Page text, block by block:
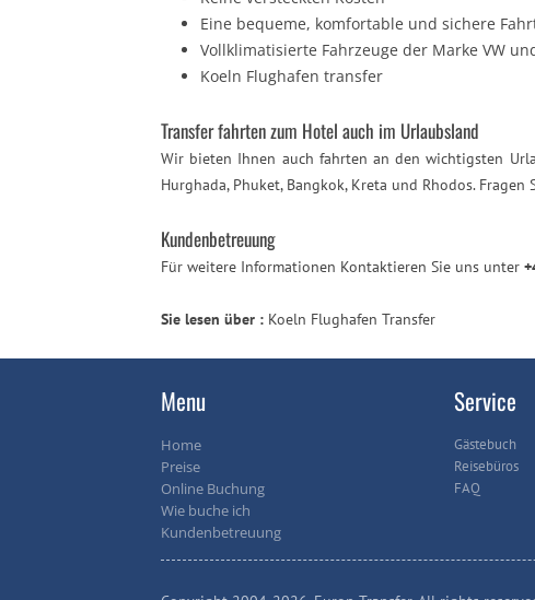
Eine bequeme, komfortable und sichere
Vollklimatisierte Fahrzeuge der Marke VW
Koeln Flughafen transfer
Transfer fahrten zum Hotel auch im Urlaubsland
Wir bieten Ihnen auch fahrten an den wichtigsten
Hurghada, Phuket, Bangkok, Kreta und Rhodos.
Kundenbetreuung
Für weitere Informationen Kontaktieren Sie uns unter
Sie lesen über : Koeln Flughafen Transfer
Menu
Home
Preise
Online Buchung
Wie buche ich
Kundenbetreuung
Service
Gästebuch
Reisebüros
FAQ